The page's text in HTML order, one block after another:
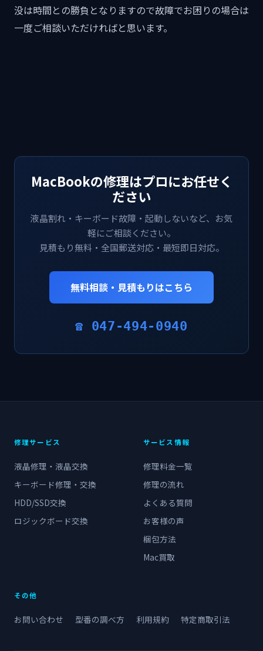
没は時間との勝負となりますので故障でお困りの場合は
一度ご相談いただければと思います。
MacBookの修理はプロにお任せく
ださい
液晶割れ・キーボード故障・起動しないなど、お気
軽にご相談ください。
見積もり無料・全国郵送対応・最短即日対応。
無料相談・見積もりはこちら
☎ 047-494-0940
修理サービス
液晶修理・液晶交換
キーボード修理・交換
HDD/SSD交換
ロジックボード交換
サービス情報
修理料金一覧
修理の流れ
よくある質問
お客様の声
梱包方法
Mac買取
その他
お問い合わせ 型番の調べ方 利用規約 特定商取引法